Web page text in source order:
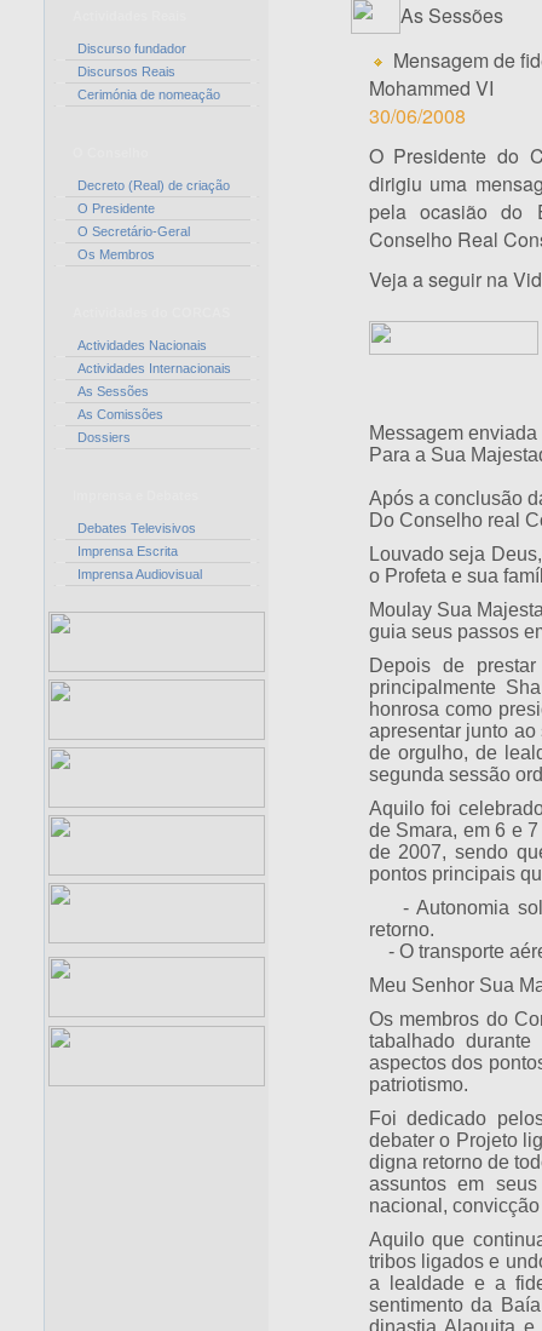
Discurso fundador
Discursos Reais
Cerimónia de nomeação
Decreto (Real) de criação
O Presidente
O Secretário-Geral
Os Membros
Actividades Nacionais
Actividades Internacionais
As Sessões
As Comissões
Dossiers
Debates Televisivos
Imprensa Escrita
Imprensa Audiovisual
As Sessões
Mensagem de
Mohammed VI
30/06/2008
O Presidente do
dirigiu uma
pela ocasião do
Conselho Real
Veja a seguir na
Messagem enviada
Para a Sua
Após a conclusão
Do Conselho real
Louvado seja
o Profeta e sua
Moulay Sua
guia seus passos
Depois de
principalmente
honrosa como
apresentar junto
de orgulho, de
segunda sessão
Aquilo foi
de Smara, em 6 e
de 2007, sendo
pontos principais
- Autonomia
retorno.
- O transporte
Meu Senhor Sua
Os membros do
tabalhado
aspectos dos
patriotismo.
Foi dedicado
debater o Projeto
digna retorno de
assuntos em
nacional,
Aquilo que
tribos ligados e
a lealdade e a
sentimento da
dinastia Alaouita